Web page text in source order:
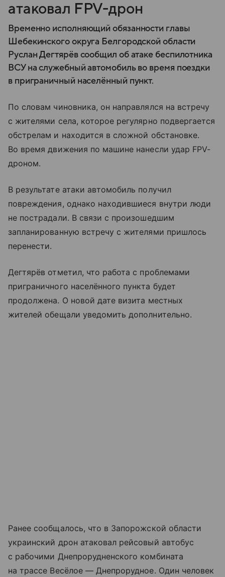
атаковал FPV-дрон
Временно исполняющий обязанности главы
Шебекинского округа Белгородской области
Руслан Дегтярёв сообщил об атаке беспилотника
ВСУ на служебный автомобиль во время поездки
в приграничный населённый пункт.
По словам чиновника, он направлялся на встречу
с жителями села, которое регулярно подвергается
обстрелам и находится в сложной обстановке.
Во время движения по машине нанесли удар FPV-
дроном.
В результате атаки автомобиль получил
повреждения, однако находившиеся внутри люди
не пострадали. В связи с произошедшим
запланированную встречу с жителями пришлось
перенести.
Дегтярёв отметил, что работа с проблемами
приграничного населённого пункта будет
продолжена. О новой дате визита местных
жителей обещали уведомить дополнительно.
Ранее сообщалось, что в Запорожской области
украинский дрон атаковал рейсовый автобус
с рабочими Днепрорудненского комбината
на трассе Весёлое — Днепрорудное. Один человек